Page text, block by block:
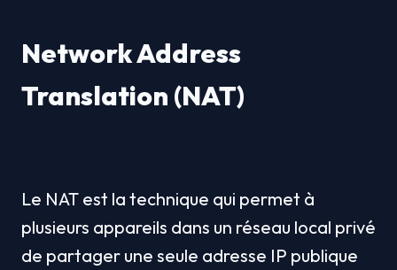
Network Address
Translation (NAT)
Le NAT est la technique qui permet à
plusieurs appareils dans un réseau local privé
de partager une seule adresse IP publique